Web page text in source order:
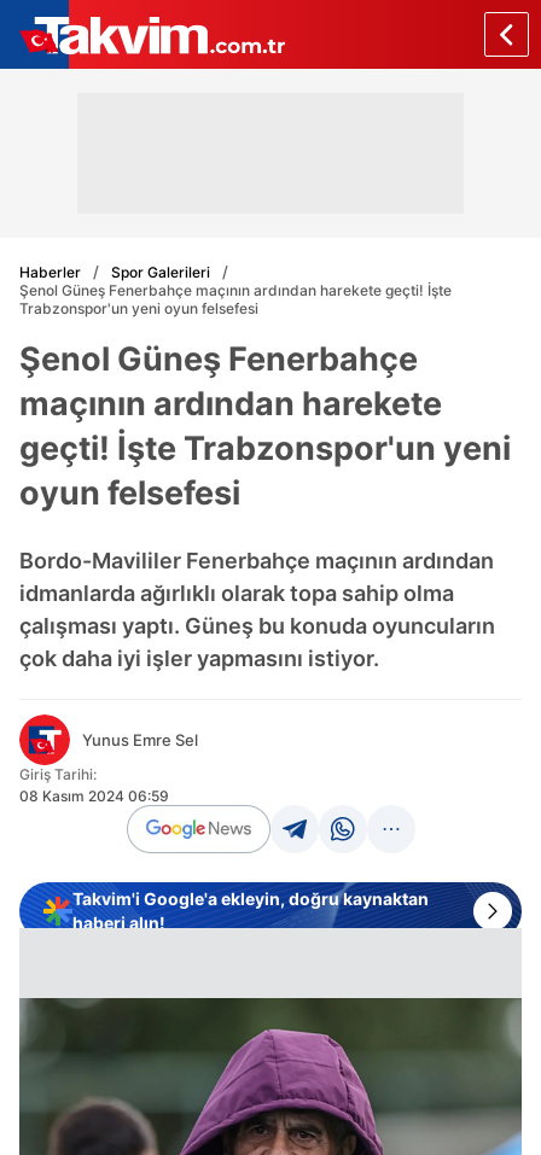
Haberler
Spor Galerileri
Şenol Güneş Fenerbahçe maçının ardından harekete geçti! İşte
Trabzonspor'un yeni oyun felsefesi
Şenol Güneş Fenerbahçe
maçının ardından harekete
geçti! İşte Trabzonspor'un yeni
oyun felsefesi
Bordo-Mavililer Fenerbahçe maçının ardından
idmanlarda ağırlıklı olarak topa sahip olma
çalışması yaptı. Güneş bu konuda oyuncuların
çok daha iyi işler yapmasını istiyor.
Yunus Emre Sel
Giriş Tarihi:
08 Kasım 2024 06:59
Takvim'i Google'a ekleyin, doğru kaynaktan
haberi alın!